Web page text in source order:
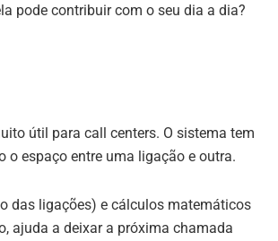
pode contribuir com o seu dia a dia?
útil para call centers. O sistema tem
o espaço entre uma ligação e outra.
das ligações) e cálculos matemáticos
ajuda a deixar a próxima chamada